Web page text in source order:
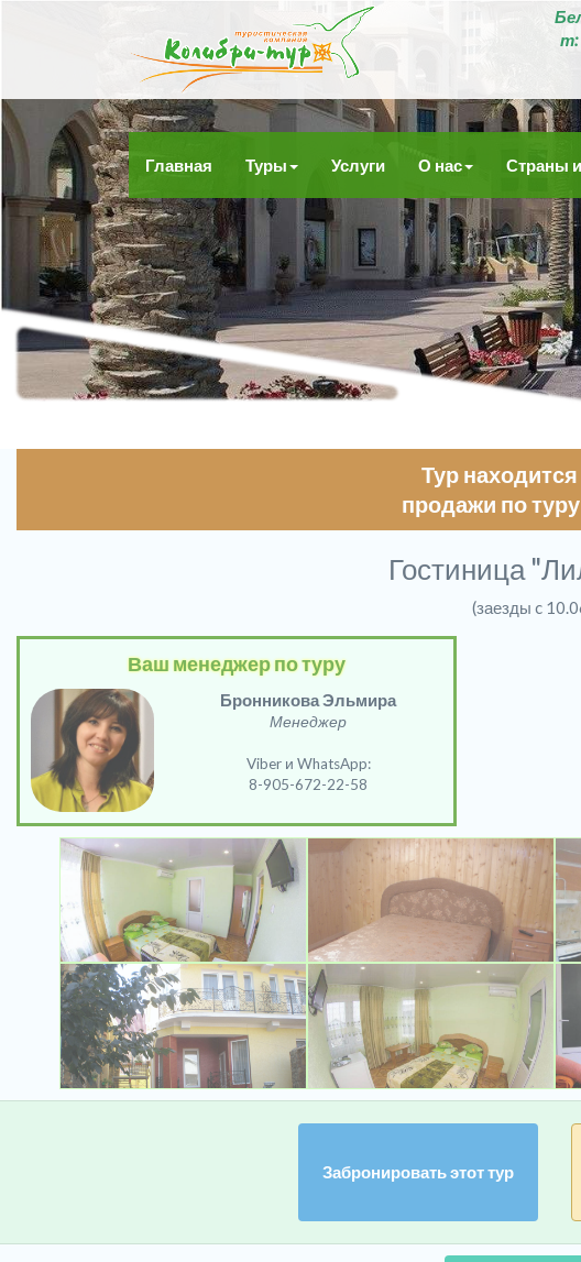
т:
Главная Туры Услуги О нас Страны
Тур
продажи по
Гостиница
(заезды c
Ваш менеджер по туру
Бронникова Эльмира
Менеджер
Viber и WhatsApp:
8-905-672-22-58
Забронировать этот тур